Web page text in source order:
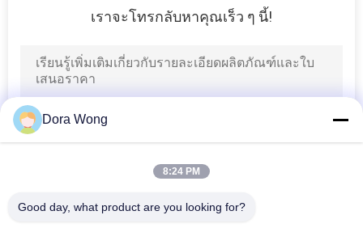
ถ้วยกาแฟกระดาษ
เราจะโทรกลับหาคุณเร็ว ๆ นี้!
Dora Wong
8:24 PM
Good day, what product are you looking for?